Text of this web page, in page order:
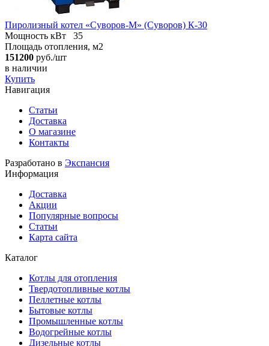
Пиролизный котел «Суворов-М» (Суворов) К-30
Мощность кВт
35
Площадь отопления, м2
151200 руб./шт
в наличии
Купить
Навигация
Статьи
Доставка
О магазине
Контакты
Разработано в Экспансия
Информация
Доставка
Акции
Популярные вопросы
Статьи
Карта сайта
Каталог
Котлы для отопления
Твердотопливные котлы
Пеллетные котлы
Бытовые котлы
Промышленные котлы
Водогрейные котлы
Дизельные котлы